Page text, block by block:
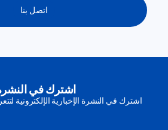
اتصل بنا
اشترك في النشرة
اشترك في النشرة الإخبارية الإلكترونية